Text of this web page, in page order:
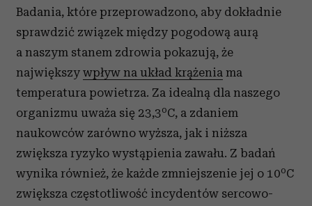
Badania, które przeprowadzono, aby dokładnie
sprawdzić związek między pogodową aurą
a naszym stanem zdrowia pokazują, że
największy wpływ na układ krążenia ma
temperatura powietrza. Za idealną dla naszego
organizmu uważa się 23,3oC, a zdaniem
naukowców zarówno wyższa, jak i niższa
zwiększa ryzyko wystąpienia zawału. Z badań
wynika również, że każde zmniejszenie jej o 10oC
zwiększa częstotliwość incydentów sercowo-